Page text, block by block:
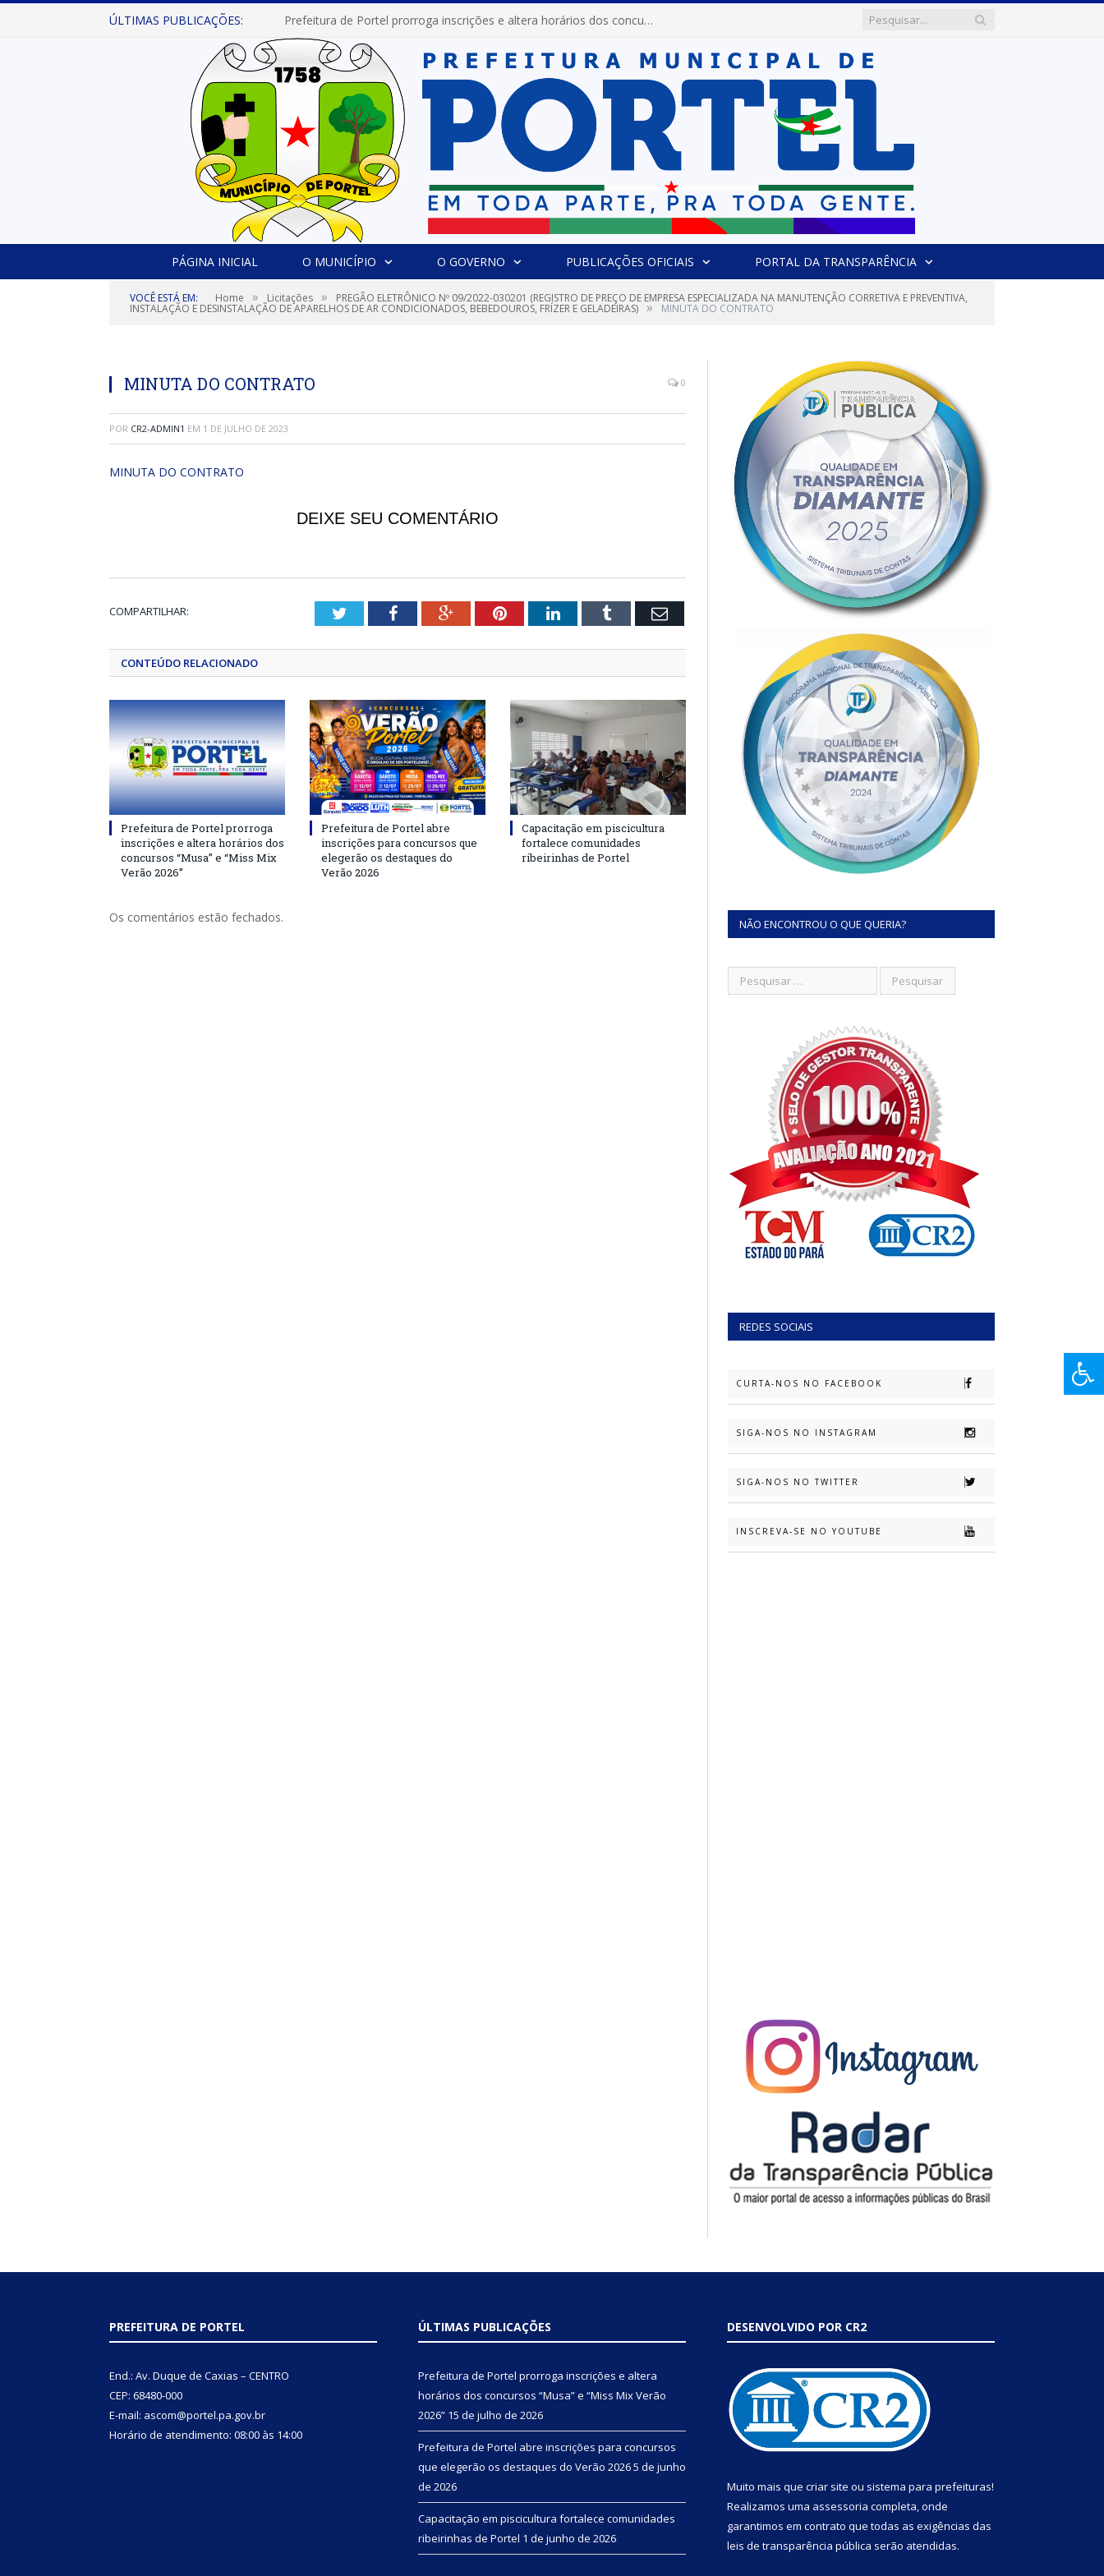
ÚLTIMAS PUBLICAÇÕES: Prefeitura de Portel prorroga inscrições e altera horários dos concursos “Musa” e “Miss Mix Verão 2026”
PÁGINA INICIAL O MUNICÍPIO O GOVERNO PUBLICAÇÕES OFICIAIS PORTAL DA TRANSPARÊNCIA
VOCÊ ESTÁ EM: Home » Licitações » PREGÃO ELETRÔNICO Nº 09/2022-030201 (REGISTRO DE PREÇO DE EMPRESA ESPECIALIZADA NA MANUTENÇÃO CORRETIVA E PREVENTIVA,
INSTALAÇÃO E DESINSTALAÇÃO DE APARELHOS DE AR CONDICIONADOS, BEBEDOUROS, FRÍZER E GELADEIRAS) » MINUTA DO CONTRATO
MINUTA DO CONTRATO 0
POR CR2-ADMIN1 EM 1 DE JULHO DE 2023
MINUTA DO CONTRATO
DEIXE SEU COMENTÁRIO
COMPARTILHAR: TwitterFacebookGoogle+PinterestLinkedInTumblr Email
CONTEÚDO RELACIONADO
Prefeitura de Portel prorroga
inscrições e altera horários dos
concursos “Musa” e “Miss Mix
Verão 2026”
Prefeitura de Portel abre
inscrições para concursos que
elegerão os destaques do
Verão 2026
Capacitação em piscicultura
fortalece comunidades
ribeirinhas de Portel
Os comentários estão fechados. NÃO ENCONTROU O QUE QUERIA?
REDES SOCIAIS
CURTA-NOS NO FACEBOOK
SIGA-NOS NO INSTAGRAM
SIGA-NOS NO TWITTER
INSCREVA-SE NO YOUTUBE
PREFEITURA DE PORTEL
End.: Av. Duque de Caxias – CENTRO
CEP: 68480-000
E-mail: ascom@portel.pa.gov.br
Horário de atendimento: 08:00 às 14:00
ÚLTIMAS PUBLICAÇÕES
Prefeitura de Portel prorroga inscrições e altera
horários dos concursos “Musa” e “Miss Mix Verão
2026” 15 de julho de 2026
Prefeitura de Portel abre inscrições para concursos
que elegerão os destaques do Verão 20265 de junho
de 2026
Capacitação em piscicultura fortalece comunidades
ribeirinhas de Portel 1 de junho de 2026
DESENVOLVIDO POR CR2
Muito mais que criar site ou sistema para prefeituras!
Realizamos uma assessoria completa, onde
garantimos em contrato que todas as exigências das
leis de transparência pública serão atendidas.